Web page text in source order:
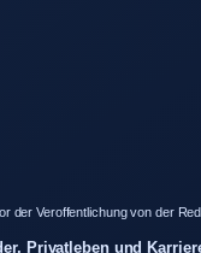
der Veroffentlichung von der
Privatleben und